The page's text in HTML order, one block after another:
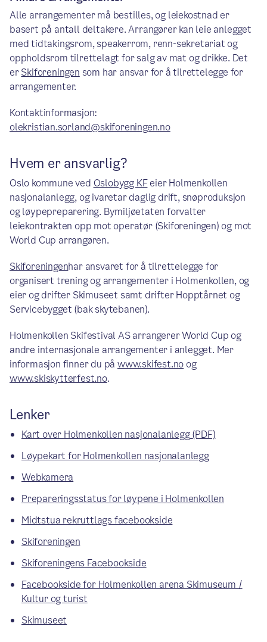
Alle arrangementer må bestilles, og leiekostnad er
basert på antall deltakere. Arrangører kan leie anlegget
med tidtakingsrom, speakerrom, renn-sekretariat og
oppholdsrom tilrettelagt for salg av mat og drikke. Det
erSkiforeningen som har ansvar for å tilrettelegge for
arrangementer.
Kontaktinformasjon:
olekristian.sorland@skiforeningen.no
Hvem er ansvarlig?
Oslo kommune ved Oslobygg KFeier Holmenkollen
nasjonalanlegg, og ivaretar daglig drift, snøproduksjon
og løypepreparering. Bymiljøetaten forvalter
leiekontrakten opp mot operatør (Skiforeningen) og mot
World Cup arrangøren.
Skiforeningenhar ansvaret for å tilrettelegge for
organisert trening og arrangementer i Holmenkollen, og
eier og drifter Skimuseet samt drifter Hopptårnet og
Servicebygget (bak skytebanen).
Holmenkollen Skifestival AS arrangerer World Cup og
andre internasjonale arrangementer i anlegget. Mer
informasjon finner du påwww.skifest.noog
www.skiskytterfest.no.
Lenker
Kart over Holmenkollen nasjonalanlegg(PDF)
Løypekart for Holmenkollen nasjonalanlegg
Webkamera
Prepareringsstatus for løypene i Holmenkollen
Midtstua rekruttlags facebookside
Skiforeningen
Skiforeningens Facebookside
Facebookside for Holmenkollen arena Skimuseum /
Kultur og turist
Skimuseet